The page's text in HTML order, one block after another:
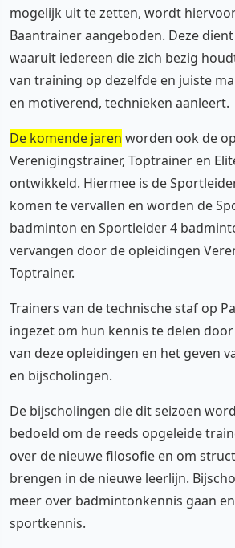
mogelijk uit te zetten, wordt
Baantrainer aangeboden. Deze
waaruit iedereen die zich bezig
van training op dezelfde en juiste
en motiverend, technieken aanleert.
De komende jaren worden ook de
Verenigingstrainer, Toptrainer en
ontwikkeld. Hiermee is de
komen te vervallen en worden de
badminton en Sportleider 4
vervangen door de opleidingen
Toptrainer.
Trainers van de technische staf op
ingezet om hun kennis te delen
van deze opleidingen en het geven
en bijscholingen.
De bijscholingen die dit seizoen
bedoeld om de reeds opgeleide
over de nieuwe filosofie en om
brengen in de nieuwe leerlijn.
meer over badmintonkennis gaan
sportkennis.